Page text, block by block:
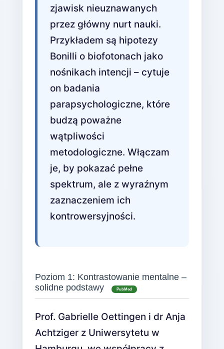
zjawisk nieuznawanych
przez główny nurt nauki.
Przykładem są hipotezy
Bonilli o biofotonach jako
nośnikach intencji – cytuje
on badania
parapsychologiczne, które
budzą poważne
wątpliwości
metodologiczne. Włączam
je, by pokazać pełne
spektrum, ale z wyraźnym
zaznaczeniem ich
kontrowersyjności.
Poziom 1: Kontrastowanie mentalne –
solidne podstawy
PubMed
Prof. Gabrielle Oettingen i dr Anja
Achtziger z Uniwersytetu w